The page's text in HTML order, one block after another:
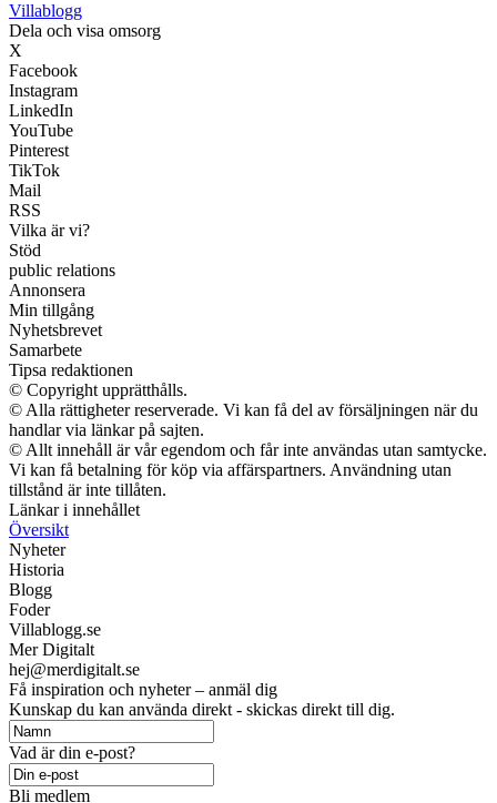
Villablogg
Dela och visa omsorg
X
Facebook
Instagram
LinkedIn
YouTube
Pinterest
TikTok
Mail
RSS
Vilka är vi?
Stöd
public relations
Annonsera
Min tillgång
Nyhetsbrevet
Samarbete
Tipsa redaktionen
© Copyright upprätthålls.
© Alla rättigheter reserverade. Vi kan få del av försäljningen när du
handlar via länkar på sajten.
© Allt innehåll är vår egendom och får inte användas utan samtycke.
Vi kan få betalning för köp via affärspartners. Användning utan
tillstånd är inte tillåten.
Länkar i innehållet
Översikt
Nyheter
Historia
Blogg
Foder
Villablogg.se
Mer Digitalt
hej@merdigitalt.se
Få inspiration och nyheter – anmäl dig
Kunskap du kan använda direkt - skickas direkt till dig.
Vad är din e-post?
Bli medlem